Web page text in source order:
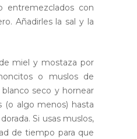
entremezclados con
Añadirles la sal y la
miel y mostaza por
o muslos de
seco y hornear
(o algo menos) hasta
Si usas muslos,
de tiempo para que